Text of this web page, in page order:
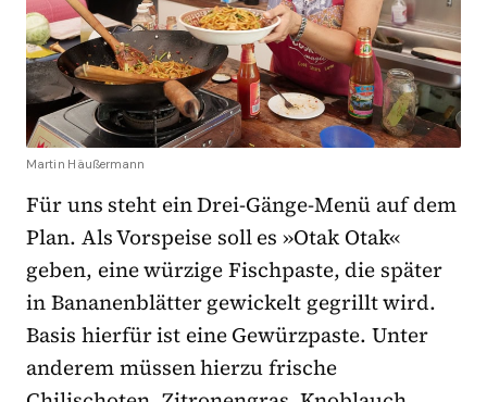
Martin Häußermann
Für uns steht ein Drei-Gänge-Menü auf dem
Plan. Als Vorspeise soll es »Otak Otak«
geben, eine würzige Fischpaste, die später
in Bananenblätter gewickelt gegrillt wird.
Basis hierfür ist eine Gewürzpaste. Unter
anderem müssen hierzu frische